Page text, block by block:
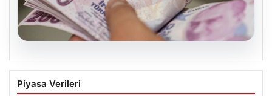
05.08.2026
2026 Kurban Bayramı Emekli
İkramiyeleri Ne Zaman Ödenecek?
Piyasa Verileri